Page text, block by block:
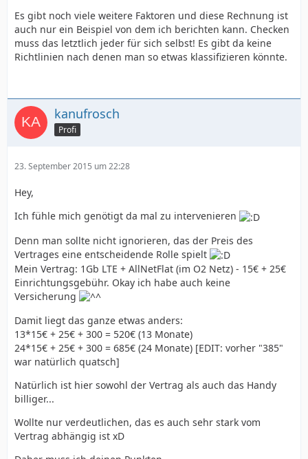
Es gibt noch viele weitere Faktoren und diese Rechnung ist
auch nur ein Beispiel von dem ich berichten kann. Checken
muss das letztlich jeder für sich selbst! Es gibt da keine
Richtlinien nach denen man so etwas klassifizieren könnte.
kanufrosch
Profi
23. September 2015 um 22:28
Hey,
Ich fühle mich genötigt da mal zu intervenieren
Denn man sollte nicht ignorieren, das der Preis des
Vertrages eine entscheidende Rolle spielt
Mein Vertrag: 1Gb LTE + AllNetFlat (im O2 Netz) - 15€ + 25€
Einrichtungsgebühr. Okay ich habe auch keine
Versicherung
Damit liegt das ganze etwas anders:
13*15€ + 25€ + 300 = 520€ (13 Monate)
24*15€ + 25€ + 300 = 685€ (24 Monate) [EDIT: vorher "385"
war natürlich quatsch]
Natürlich ist hier sowohl der Vertrag als auch das Handy
billiger...
Wollte nur verdeutlichen, das es auch sehr stark vom
Vertrag abhängig ist xD